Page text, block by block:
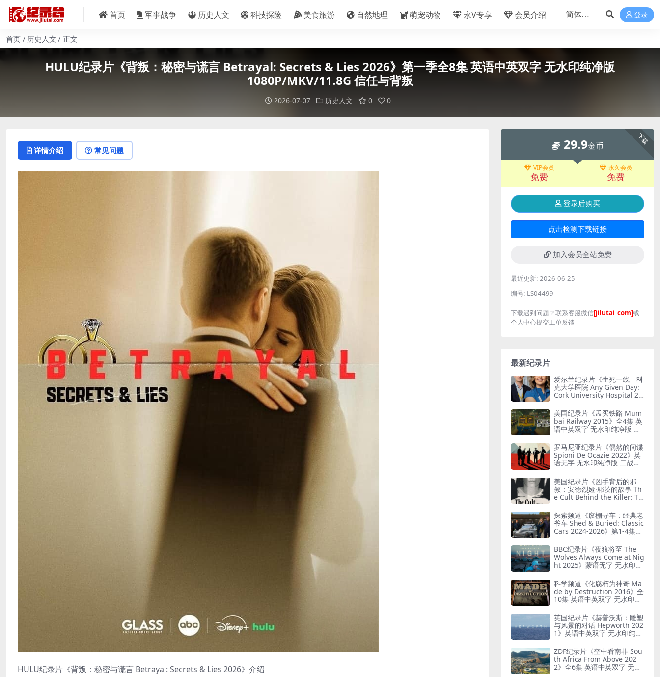
首页 军事战争 历史人文 科技探险 美食旅游 自然地理 萌宠动物 永V专享 会员介绍 登录
首页 历史人文 正文
HULU纪录片《背叛：秘密与谎言 Betrayal: Secrets & Lies 2026》第一季全8集 英语中英双字 无水印纯净版
1080P/MKV/11.8G 信任与背叛
2026-07-07 历史人文 0 0
详情介绍 常见问题
HULU纪录片《背叛：秘密与谎言 Betrayal: Secrets & Lies 2026》介绍
下载
29.9金币
VIP会员
免费
永久会员
免费
登录后购买
点击检测下载链接
加入会员全站免费
最近更新: 2026-06-25
编号: LS04499
下载遇到问题？联系客服微信[jilutai_com]或
个人中心提交工单反馈
最新纪录片
爱尔兰纪录片《生死一线：科
克大学医院 Any Given Day:
Cork University Hospital 20
水印纯净版 爱尔兰医院
美国纪录片《孟买铁路 Mum
bai Railway 2015》全4集 英
语中英双字 无水印纯净版 孟
罗马尼亚纪录片《偶然的间谍
Spioni De Ocazie 2022》英
语无字 无水印纯净版 二战谍
美国纪录片《凶手背后的邪
教：安德烈娅·耶茨的故事 Th
e Cult Behind the Killer: Th
6》全3集 英语中英双字 无水
印纯净版 精神控制
探索频道《废棚寻车：经典老
爷车 Shed & Buried: Classic
Cars 2024-2026》第1-4集全
净版 翻新老爷车
BBC纪录片《夜狼将至 The
Wolves Always Come at Nig
ht 2025》蒙语无字 无水印纯
科学频道《化腐朽为神奇 Ma
de by Destruction 2016》全
10集 英语中英双字 无水印纯
英国纪录片《赫普沃斯：雕塑
与风景的对话 Hepworth 202
1》英语中英双字 无水印纯净
ZDF纪录片《空中看南非 Sou
th Africa From Above 202
2》全6集 英语中英双字 无水